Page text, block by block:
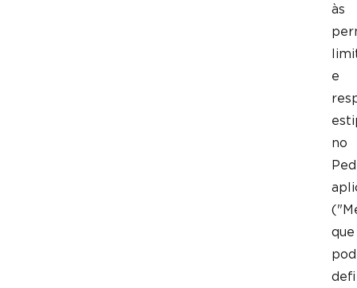
às
e
no
que